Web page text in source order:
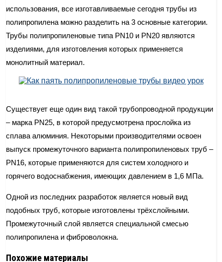
использования, все изготавливаемые сегодня трубы из
полипропилена можно разделить на 3 основные категории.
Трубы полипропиленовые типа PN10 и PN20 являются
изделиями, для изготовления которых применяется
монолитный материал.
Существует еще один вид такой трубопроводной продукции
– марка PN25, в которой предусмотрена прослойка из
сплава алюминия. Некоторыми производителями освоен
выпуск промежуточного варианта полипропиленовых труб –
PN16, которые применяются для систем холодного и
горячего водоснабжения, имеющих давлением в 1,6 МПа.
Одной из последних разработок является новый вид
подобных труб, которые изготовлены трёхслойными.
Промежуточный слой является специальной смесью
полипропилена и фиброволокна.
Похожие материалы